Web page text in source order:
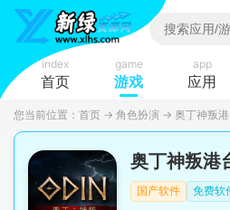
index
首页
game
游戏
app
应用
您当前位置： 首页 → 角色扮演 → 奥丁神叛
奥丁神叛港
国产软件 免费软